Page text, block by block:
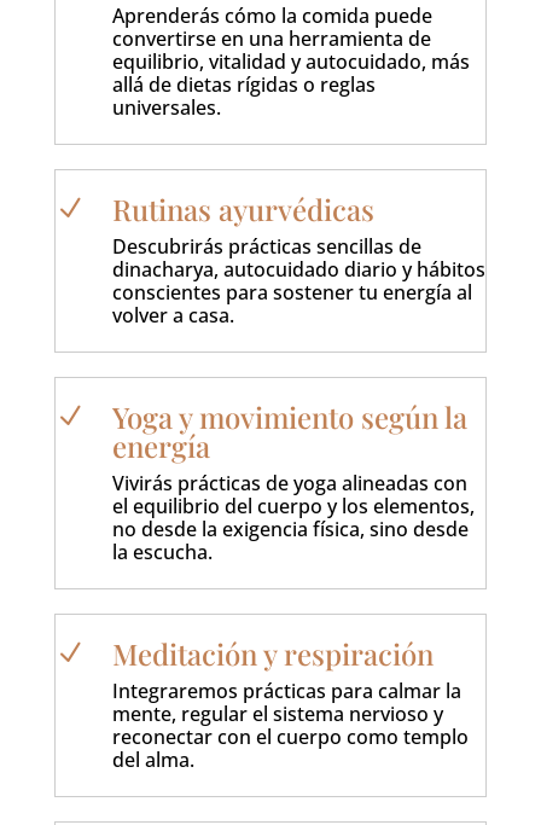
Aprenderás cómo la comida puede
convertirse en una herramienta de
equilibrio, vitalidad y autocuidado, más
allá de dietas rígidas o reglas
universales.
N Rutinas ayurvédicas
Descubrirás prácticas sencillas de
dinacharya, autocuidado diario y hábitos
conscientes para sostener tu energía al
volver a casa.
N Yoga y movimiento según la
energía
Vivirás prácticas de yoga alineadas con
el equilibrio del cuerpo y los elementos,
no desde la exigencia física, sino desde
la escucha.
N Meditación y respiración
Integraremos prácticas para calmar la
mente, regular el sistema nervioso y
reconectar con el cuerpo como templo
del alma.